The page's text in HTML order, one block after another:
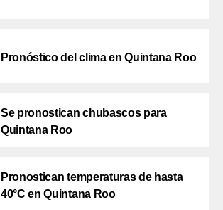
Pronóstico del clima en Quintana Roo
Se pronostican chubascos para
Quintana Roo
Pronostican temperaturas de hasta
40°C en Quintana Roo